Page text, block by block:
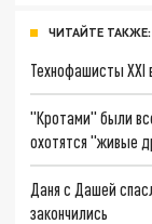
ЧИТАЙТЕ ТАКЖЕ:
Технофашисты XXI
"Кротами" были
охотятся "живые
Даня с Дашей
закончились